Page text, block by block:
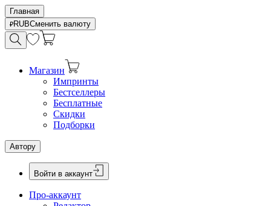
Главная
RUBСменить валюту
Магазин
Импринты
Бестселлеры
Бесплатные
Скидки
Подборки
Автору
Войти в аккаунт
Про-аккаунт